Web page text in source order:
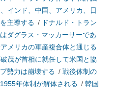
インド、中国、アメリカ、日
主導する / ドナルド・トラン
ダグラス・マッカーサーであ
メリカの軍産複合体と通じる
茂が首相に就任して米国と協
勢力は崩壊する / 戦後体制の
年体制が解体される / 韓国